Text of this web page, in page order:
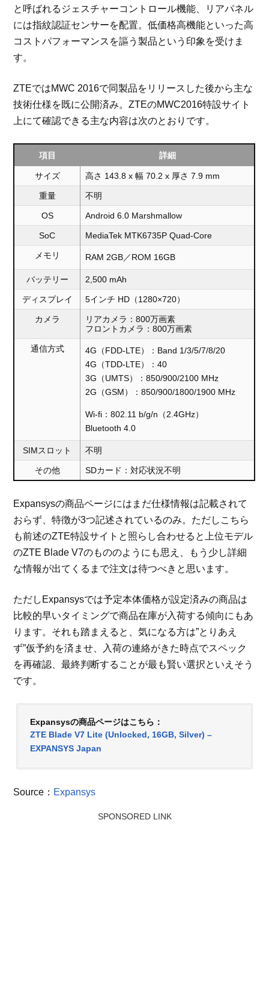
と呼ばれるジェスチャーコントロール機能、リアパネル
には指紋認証センサーを配置。低価格高機能といった高
コストパフォーマンスを謳う製品という印象を受けま
す。
ZTEではMWC 2016で同製品をリリースした後から主な
技術仕様を既に公開済み。ZTEのMWC2016特設サイト
上にて確認できる主な内容は次のとおりです。
項目 詳細
サイズ 高さ 143.8 x 幅 70.2 x 厚さ 7.9 mm
重量 不明
OS Android 6.0 Marshmallow
SoC MediaTek MTK6735P Quad-Core
メモリ RAM 2GB／ROM 16GB
バッテリー 2,500 mAh
ディスプレイ 5インチ HD（1280×720）
カメラ
リアカメラ：800万画素
フロントカメラ：800万画素
通信方式
4G（FDD-LTE）：Band 1/3/5/7/8/20
4G（TDD-LTE）：40
3G（UMTS）：850/900/2100 MHz
2G（GSM）：850/900/1800/1900 MHz
Wi-fi：802.11 b/g/n（2.4GHz）
Bluetooth 4.0
SIMスロット 不明
その他 SDカード：対応状況不明
Expansysの商品ページにはまだ仕様情報は記載されて
おらず、特徴が3つ記述されているのみ。ただしこちら
も前述のZTE特設サイトと照らし合わせると上位モデル
のZTE Blade V7のもののようにも思え、もう少し詳細
な情報が出てくるまで注文は待つべきと思います。
ただしExpansysでは予定本体価格が設定済みの商品は
比較的早いタイミングで商品在庫が入荷する傾向にもあ
ります。それも踏まえると、気になる方は”とりあえ
ず”仮予約を済ませ、入荷の連絡がきた時点でスペック
を再確認、最終判断することが最も賢い選択といえそう
です。
Expansysの商品ページはこちら：
ZTE Blade V7 Lite (Unlocked, 16GB, Silver) –
EXPANSYS Japan
Source： Expansys
SPONSORED LINK